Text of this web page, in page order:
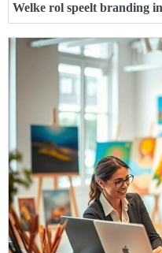
Welke rol speelt branding